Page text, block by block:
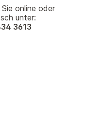
Sie online oder
unter:
3613